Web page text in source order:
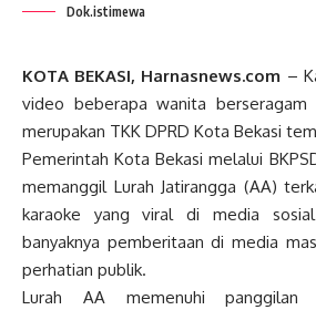
Dok.istimewa
KOTA BEKASI, Harnasnews.com –
video beberapa wanita berseragam
merupakan TKK DPRD Kota Bekasi
Pemerintah Kota Bekasi melalui
memanggil Lurah Jatirangga (AA)
karaoke yang viral di media
banyaknya pemberitaan di media
perhatian publik.
Lurah AA memenuhi panggilan